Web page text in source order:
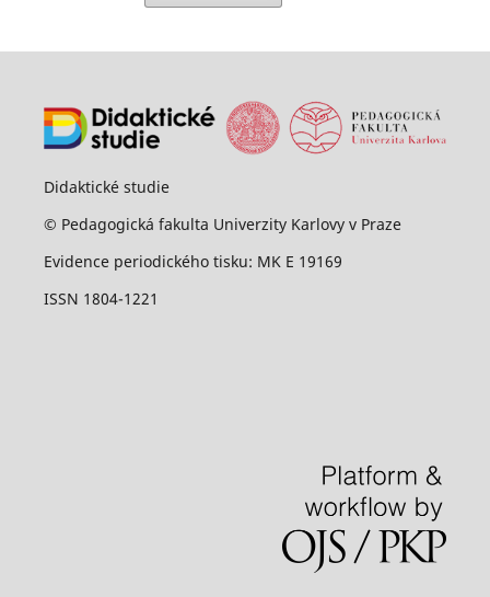
Didaktické studie
© Pedagogická fakulta Univerzity Karlovy v Praze
Evidence periodického tisku: MK E 19169
ISSN 1804-1221